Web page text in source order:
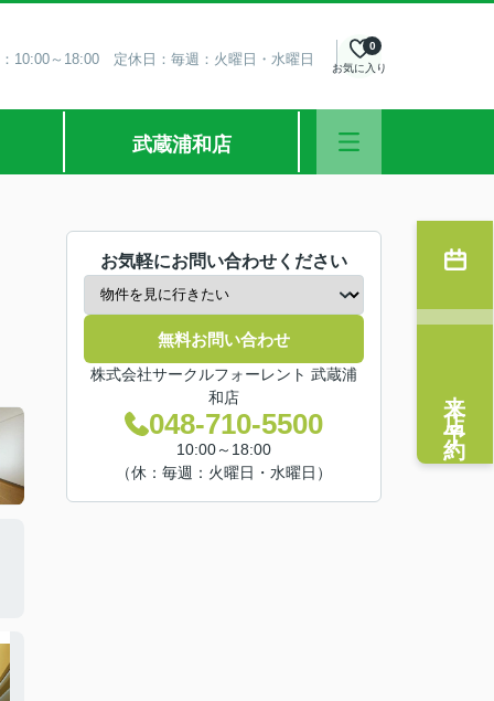
10:00～18:00 定休日：毎週：火曜日・水曜日 お気に入り
0
武蔵浦和店
お気軽にお問い合わせください
無料お問い合わせ
株式会社サークルフォーレント 武蔵浦
和店
048-710-5500
10:00～18:00
（休：毎週：火曜日・水曜日）
来店予約